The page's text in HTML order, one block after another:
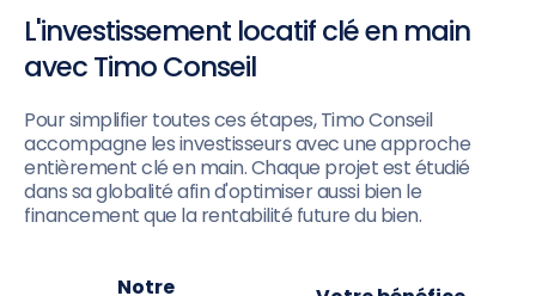
L'investissement locatif clé en main
avec Timo Conseil
Pour simplifier toutes ces étapes, Timo Conseil
accompagne les investisseurs avec une approche
entièrement clé en main. Chaque projet est étudié
dans sa globalité afin d'optimiser aussi bien le
financement que la rentabilité future du bien.
Notre